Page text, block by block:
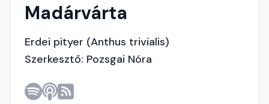
Madárvárta
Erdei pityer (Anthus trivialis)
Szerkesztő: Pozsgai Nóra